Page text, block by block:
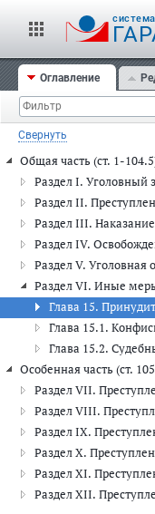
cистема
Оглавление
Свернуть
Общая часть (ст. 1-
Раздел I. Уголовный
Раздел II.
Раздел III. Наказание
Раздел IV.
Раздел V. Уголовная
Раздел VI. Иные меры
Глава 15.
Глава 15.1.
Глава 15.2.
Особенная часть (ст.
Раздел VII.
Раздел VIII.
Раздел IX.
Раздел X.
Раздел XI.
Раздел XII.